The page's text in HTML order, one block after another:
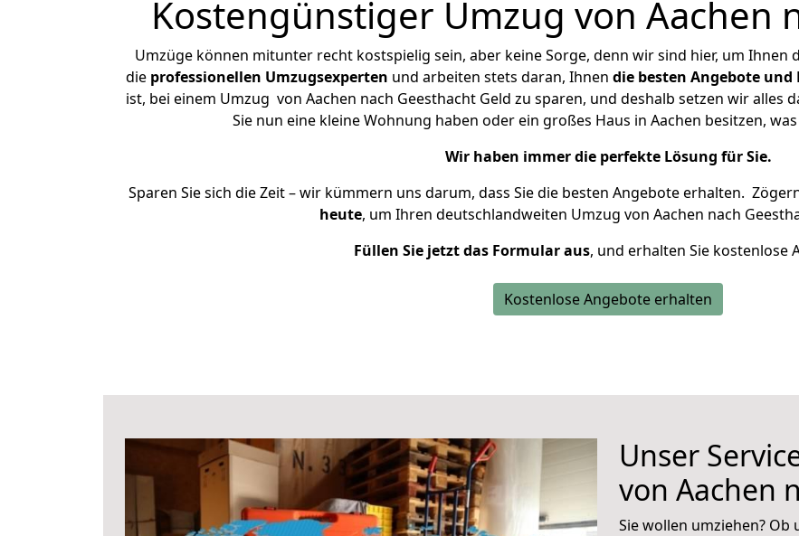
Kostengünstiger Umzug von Aachen
Umzüge können mitunter recht kostspielig sein, aber keine Sorge, denn wir sind hier, um Ihnen
die professionellen Umzugsexperten und arbeiten stets daran, Ihnen die besten Angebote und
ist, bei einem Umzug von Aachen nach Geesthacht Geld zu sparen, und deshalb setzen wir alles
Sie nun eine kleine Wohnung haben oder ein großes Haus in Aachen besitzen,
Wir haben immer die perfekte Lösung für Sie.
Sparen Sie sich die Zeit – wir kümmern uns darum, dass Sie die besten Angebote erhalten.
heute, um Ihren deutschlandweiten Umzug von Aachen nach
Füllen Sie jetzt das Formular aus, und erhalten Sie kostenlose
Kostenlose Angebote erhalten
Unser
von Aachen
Sie wollen umziehen?